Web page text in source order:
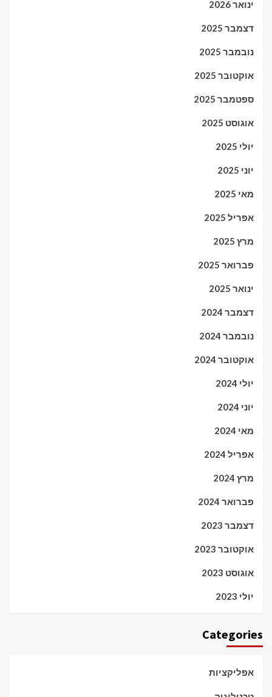
ינואר 2026
דצמבר 2025
נובמבר 2025
אוקטובר 2025
ספטמבר 2025
אוגוסט 2025
יולי 2025
יוני 2025
מאי 2025
אפריל 2025
מרץ 2025
פברואר 2025
ינואר 2025
דצמבר 2024
נובמבר 2024
אוקטובר 2024
יולי 2024
יוני 2024
מאי 2024
אפריל 2024
מרץ 2024
פברואר 2024
דצמבר 2023
אוקטובר 2023
אוגוסט 2023
יולי 2023
Categories
אפליקציות